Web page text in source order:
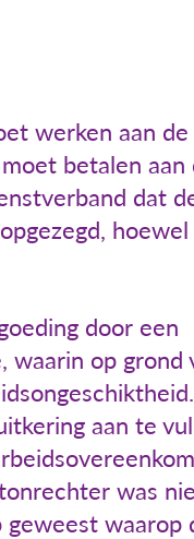
werken aan de
betalen aan
dat
hoewel
door een
op grond
aan te
was
geweest waarop